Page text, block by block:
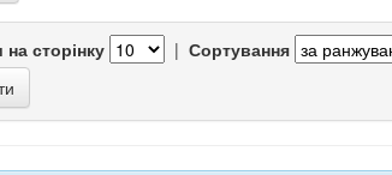
сторінку | Сортування